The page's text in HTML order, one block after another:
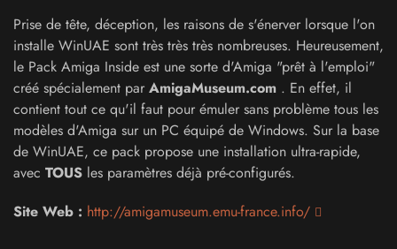
Prise de tête, déception, les raisons de s'énerver lorsque l'on
installe WinUAE sont très très très nombreuses. Heureusement,
le Pack Amiga Inside est une sorte d'Amiga "prêt à l'emploi"
créé spécialement par AmigaMuseum.com . En effet, il
contient tout ce qu'il faut pour émuler sans problème tous les
modèles d'Amiga sur un PC équipé de Windows. Sur la base
de WinUAE, ce pack propose une installation ultra-rapide,
avec TOUS les paramètres déjà pré-configurés.
Site Web : http://amigamuseum.emu-france.info/